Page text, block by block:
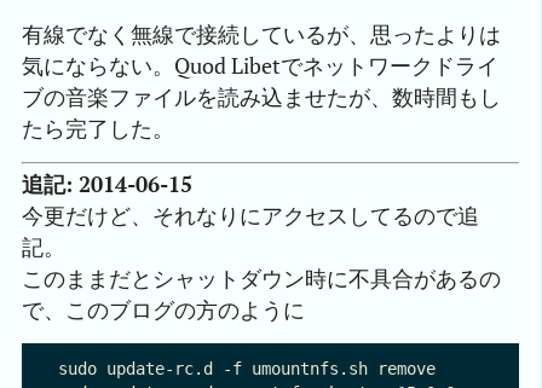
有線でなく無線で接続しているが、思ったよりは
気にならない。Quod Libetでネットワークドライ
ブの音楽ファイルを読み込ませたが、数時間もし
たら完了した。
追記: 2014-06-15
今更だけど、それなりにアクセスしてるので追
記。
このままだとシャットダウン時に不具合があるの
で、このブログの方のように
sudo update-rc.d -f umountnfs.sh remove